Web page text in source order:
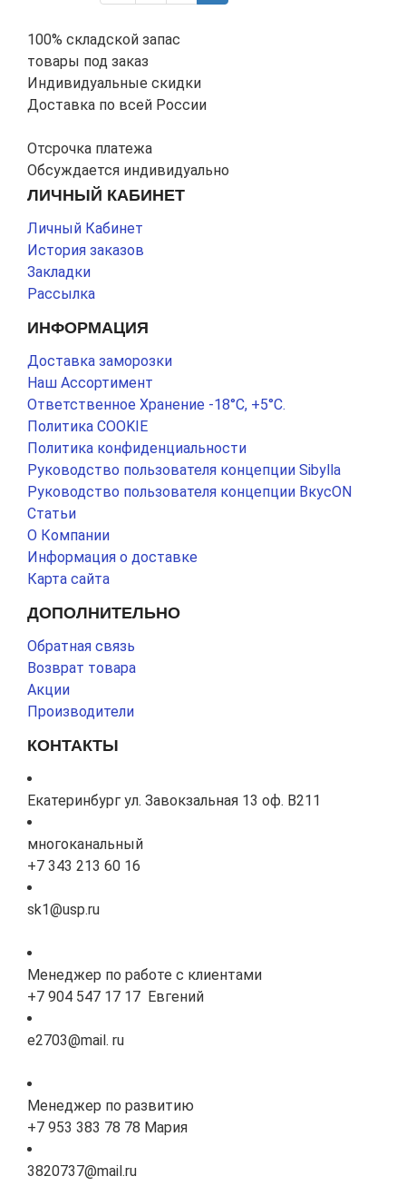
100% складской запас
товары под заказ
Индивидуальные скидки
Доставка по всей России
Отсрочка платежа
Обсуждается индивидуально
ЛИЧНЫЙ КАБИНЕТ
Личный Кабинет
История заказов
Закладки
Рассылка
ИНФОРМАЦИЯ
Доставка заморозки
Наш Ассортимент
Ответственное Хранение -18°С, +5°С.
Политика COOKIE
Политика конфиденциальности
Руководство пользователя концепции Sibylla
Руководство пользователя концепции ВкусON
Статьи
О Компании
Информация о доставке
Карта сайта
ДОПОЛНИТЕЛЬНО
Обратная связь
Возврат товара
Акции
Производители
КОНТАКТЫ
Екатеринбург ул. Завокзальная 13 оф. В211
многоканальный
+7 343 213 60 16
sk1@usp.ru
Менеджер по работе с клиентами
+7 904 547 17 17 Евгений
e2703@mail. ru
Менеджер по развитию
+7 953 383 78 78 Мария
3820737@mail.ru